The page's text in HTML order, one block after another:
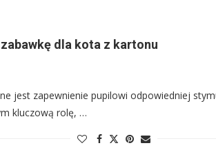
dla kota z kartonu
jest zapewnienie pupilowi odpowiedniej
kluczową rolę, …